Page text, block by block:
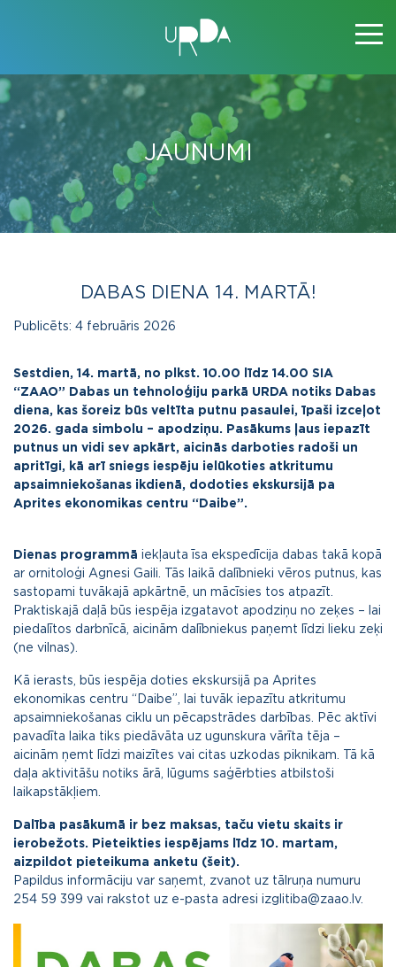
JAUNUMI
DABAS DIENA 14. MARTĀ!
Publicēts: 4 februāris 2026
Sestdien, 14. martā, no plkst. 10.00 līdz 14.00 SIA
“ZAAO” Dabas un tehnoloģiju parkā URDA notiks Dabas
diena, kas šoreiz būs veltīta putnu pasaulei, īpaši izceļot
2026. gada simbolu – apodziņu. Pasākums ļaus iepazīt
putnus un vidi sev apkārt, aicinās darboties radoši un
apritīgi, kā arī sniegs iespēju ielūkoties atkritumu
apsaimniekošanas ikdienā, dodoties ekskursijā pa
Aprites ekonomikas centru “Daibe”.
Dienas programmā iekļauta īsa ekspedīcija dabas takā kopā
ar ornitoloģi Agnesi Gaili. Tās laikā dalībnieki vēros putnus, kas
sastopami tuvākajā apkārtnē, un mācīsies tos atpazīt.
Praktiskajā daļā būs iespēja izgatavot apodziņu no zeķes – lai
piedalītos darbnīcā, aicinām dalībniekus paņemt līdzi lieku zeķi
(ne vilnas).
Kā ierasts, būs iespēja doties ekskursijā pa Aprites
ekonomikas centru “Daibe”, lai tuvāk iepazītu atkritumu
apsaimniekošanas ciklu un pēcapstrādes darbības. Pēc aktīvi
pavadīta laika tiks piedāvāta uz ugunskura vārīta tēja –
aicinām ņemt līdzi maizītes vai citas uzkodas piknikam. Tā kā
daļa aktivitāšu notiks ārā, lūgums saģērbties atbilstoši
laikapstākļiem.
Dalība pasākumā ir bez maksas, taču vietu skaits ir
ierobežots. Pieteikties iespējams līdz 10. martam,
aizpildot pieteikuma anketu (šeit).
Papildus informāciju var saņemt, zvanot uz tālruņa numuru
254 59 399 vai rakstot uz e-pasta adresi izglitiba@zaao.lv.